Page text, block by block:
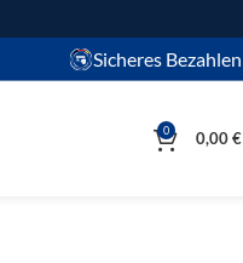
Sicheres Bezahlen
0 0,00€